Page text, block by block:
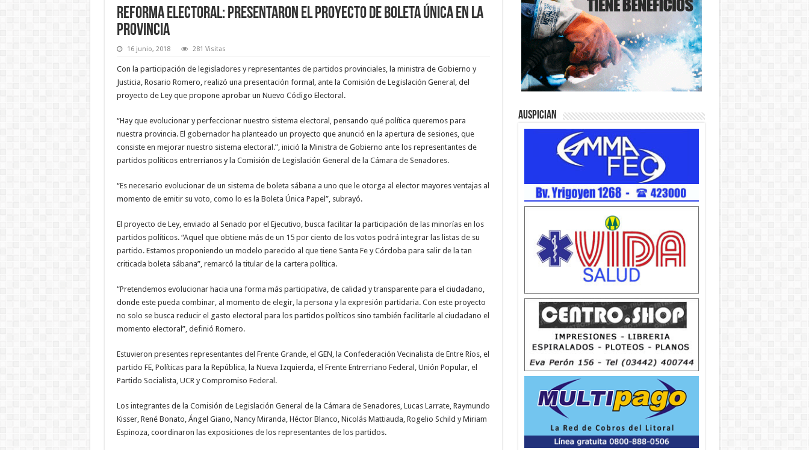
Reforma electoral: Presentaron el proyecto de boleta única en la
Provincia
16 junio, 2018 281 Visitas
Con la participación de legisladores y representantes de partidos provinciales, la ministra de Gobierno y
Justicia, Rosario Romero, realizó una presentación formal, ante la Comisión de Legislación General, del
proyecto de Ley que propone aprobar un Nuevo Código Electoral.
“Hay que evolucionar y perfeccionar nuestro sistema electoral, pensando qué política queremos para
nuestra provincia. El gobernador ha planteado un proyecto que anunció en la apertura de sesiones, que
consiste en mejorar nuestro sistema electoral.”, inició la Ministra de Gobierno ante los representantes de
partidos políticos entrerrianos y la Comisión de Legislación General de la Cámara de Senadores.
“Es necesario evolucionar de un sistema de boleta sábana a uno que le otorga al elector mayores ventajas al
momento de emitir su voto, como lo es la Boleta Única Papel”, subrayó.
El proyecto de Ley, enviado al Senado por el Ejecutivo, busca facilitar la participación de las minorías en los
partidos políticos. “Aquel que obtiene más de un 15 por ciento de los votos podrá integrar las listas de su
partido. Estamos proponiendo un modelo parecido al que tiene Santa Fe y Córdoba para salir de la tan
criticada boleta sábana”, remarcó la titular de la cartera política.
“Pretendemos evolucionar hacia una forma más participativa, de calidad y transparente para el ciudadano,
donde este pueda combinar, al momento de elegir, la persona y la expresión partidaria. Con este proyecto
no solo se busca reducir el gasto electoral para los partidos políticos sino también facilitarle al ciudadano el
momento electoral”, definió Romero.
Estuvieron presentes representantes del Frente Grande, el GEN, la Confederación Vecinalista de Entre Ríos, el
partido FE, Políticas para la República, la Nueva Izquierda, el Frente Entrerriano Federal, Unión Popular, el
Partido Socialista, UCR y Compromiso Federal.
Los integrantes de la Comisión de Legislación General de la Cámara de Senadores, Lucas Larrate, Raymundo
Kisser, René Bonato, Ángel Giano, Nancy Miranda, Héctor Blanco, Nicolás Mattiauda, Rogelio Schild y Miriam
Espinoza, coordinaron las exposiciones de los representantes de los partidos.
Auspician